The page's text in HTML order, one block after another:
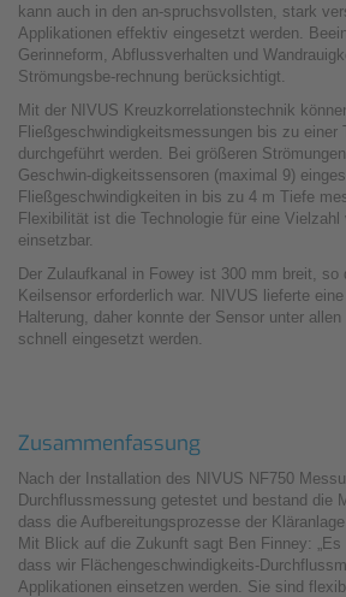
kann auch in den an-spruchsvollsten, stark
Applikationen effektiv eingesetzt werden.
Gerinneform, Abflussverhalten und
Strömungsbe-rechnung berücksichtigt.
Mit der NIVUS Kreuzkorrelationstechnik
Fließgeschwindigkeitsmessungen bis zu einer
durchgeführt werden. Bei größeren
Geschwin-digkeitssensoren (maximal 9)
Fließgeschwindigkeiten in bis zu 4 m Tiefe
Flexibilität ist die Technologie für eine
einsetzbar.
Der Zulaufkanal in Fowey ist 300 mm breit, so
Keilsensor erforderlich war. NIVUS lieferte
Halterung, daher konnte der Sensor unter
schnell eingesetzt werden.
Zusammenfassung
Nach der Installation des NIVUS NF750
Durchflussmessung getestet und bestand die
dass die Aufbereitungsprozesse der
Mit Blick auf die Zukunft sagt Ben Finney: „Es
dass wir Flächengeschwindigkeits-
Applikationen einsetzen werden. Sie sind